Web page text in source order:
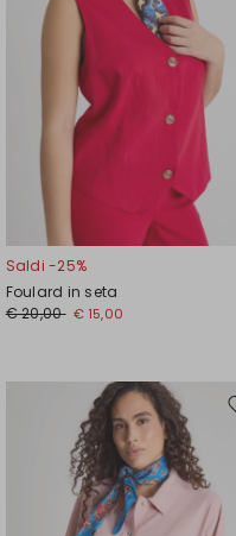
Saldi -25%
Foulard in seta
€ 20,00 € 15,00